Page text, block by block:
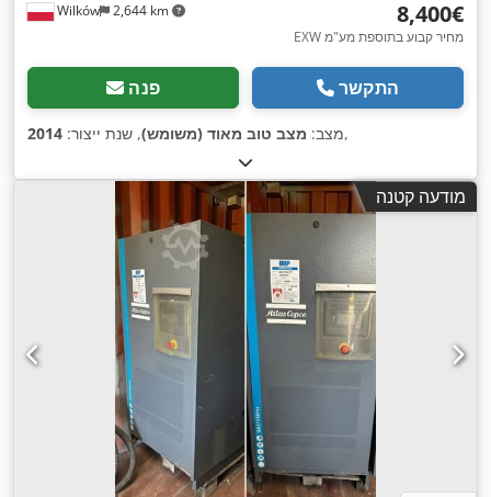
Wilków 2,644 km ‏8,400 ‏€
EXW מחיר קבוע בתוספת מע"מ
פנה התקשר
מצב: מצב טוב מאוד (משומש), שנת ייצור: 2014 ,
מודעה קטנה